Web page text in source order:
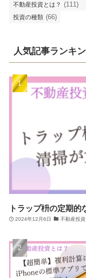
不動産投資とは？ (111)
投資の種類 (66)
人気記事ランキ
トラップ枡の定期的
2024年12月6日 不動産投資